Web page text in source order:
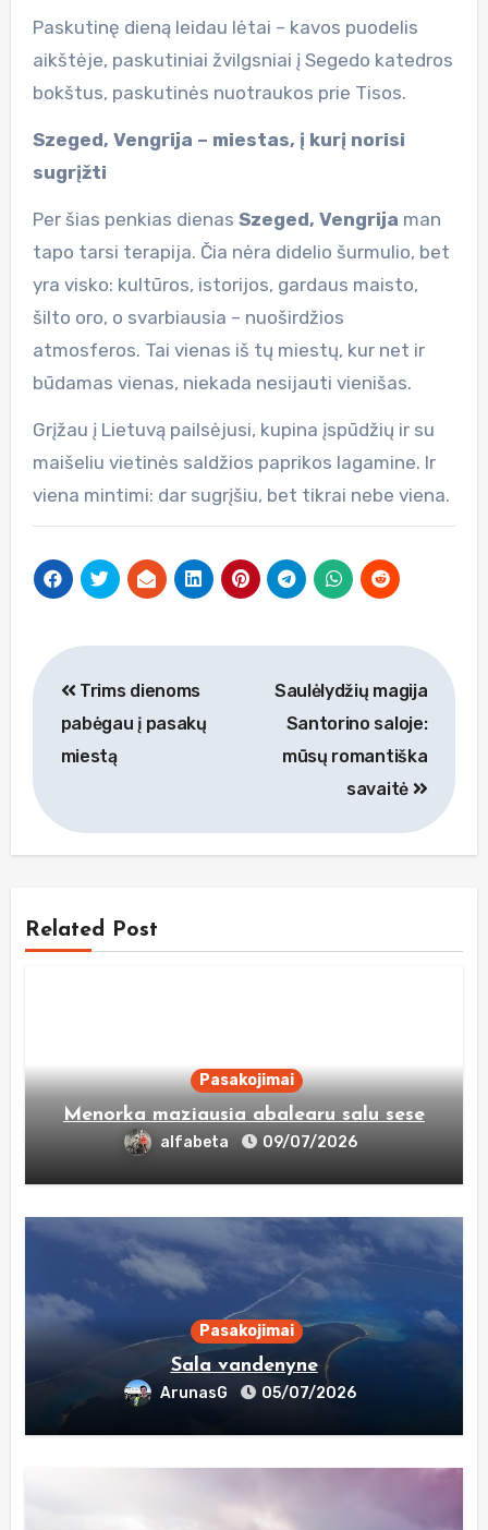
Paskutinę dieną leidau lėtai – kavos puodelis
aikštėje, paskutiniai žvilgsniai į Segedo katedros
bokštus, paskutinės nuotraukos prie Tisos.
Szeged, Vengrija – miestas, į kurį norisi
sugrįžti
Per šias penkias dienas Szeged, Vengrija man
tapo tarsi terapija. Čia nėra didelio šurmulio, bet
yra visko: kultūros, istorijos, gardaus maisto,
šilto oro, o svarbiausia – nuoširdžios
atmosferos. Tai vienas iš tų miestų, kur net ir
būdamas vienas, niekada nesijauti vienišas.
Grįžau į Lietuvą pailsėjusi, kupina įspūdžių ir su
maišeliu vietinės saldžios paprikos lagamine. Ir
viena mintimi: dar sugrįšiu, bet tikrai nebe viena.
Navigacija
tarp
įrašų
Trims dienoms
pabėgau į pasakų
miestą
Saulėlydžių magija
Santorino saloje:
mūsų romantiška
savaitė
Related Post
Pasakojimai
Menorka maziausia abalearu salu sese
alfabeta 09/07/2026
Pasakojimai
Sala vandenyne
ArunasG 05/07/2026